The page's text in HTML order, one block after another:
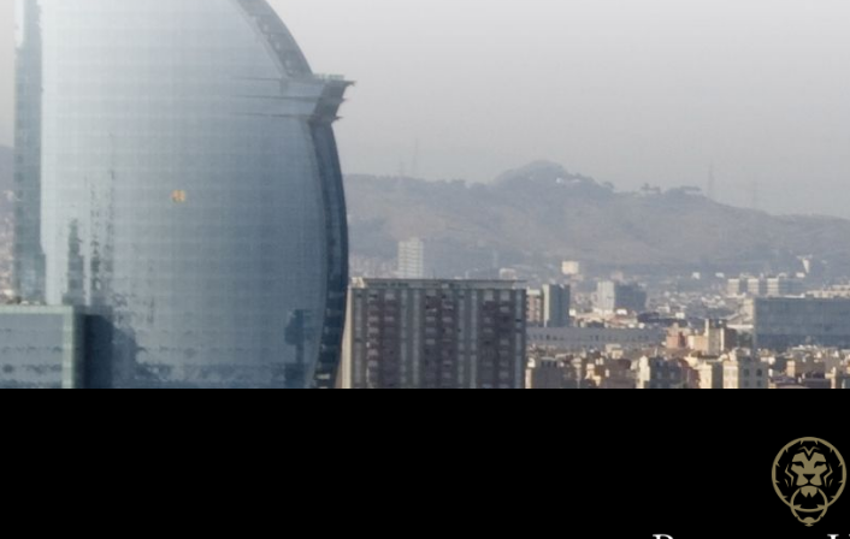
sorties sur le jardin et la terrasse.
Ensuite nous trouvons une cuisine
américaine très pratique car elle
communique avec l´espace barbecue
et la salle à manger extérieure. À côté
de la cuisine se situent une cave à vin
actuellement utilisée comme cellier et
des toilettes de courtoisie. Dispose
également d´une suite double avec
douche, penderies encastrées et
Menuiserie extérieure en aluminium,
menuiserie intérieure en bois, sols en
marbre et en bois, chauffage,
climatisation, auvents, armoires
encastrées, éclairage et arrosage
automatique. Sa terrasse spectaculaire
et ses jardins vous invitent à vous
confort et optimiser les économies
d'énergie. Elle est dotée d'un système
d'isolation thermique par l'extérieur
efficacité énergétique ainsi que des
vitrages et des menuiseries
extérieures de haute qualité. Une
attention particulière a également été
accordée à l'accessibilité pour les
personnes à mobilité réduite
permettant des déplacements sans
performant et très économe en